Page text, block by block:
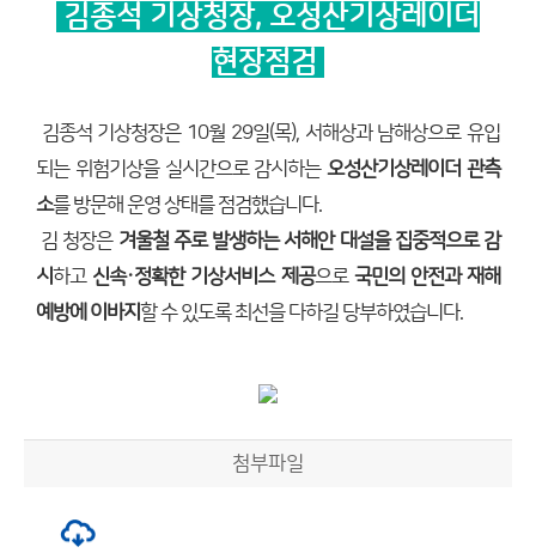
김종석 기상청장, 오성산기상레이더
현장점검
김종석 기상청장은 10월 29일(목), 서해상과 남해상으로 유입
되는 위험기상을 실시간으로 감시하는오성산기상레이더 관측
소를 방문해 운영 상태를 점검했습니다.
김 청장은 겨울철 주로 발생하는 서해안 대설을 집중적으로 감
시하고 신속·정확한 기상서비스 제공으로 국민의 안전과 재해
예방에 이바지할 수 있도록 최선을 다하길 당부하였습니다.
첨부파일